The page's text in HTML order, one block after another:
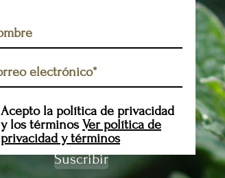
Acepto la política de privacidad
y los términos Ver política de
privacidad y términos
Suscribir